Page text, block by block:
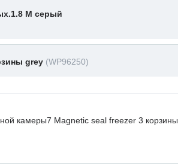
M серый
grey (WP96250)
камеры7 Magnetic seal freezer 3 корзины